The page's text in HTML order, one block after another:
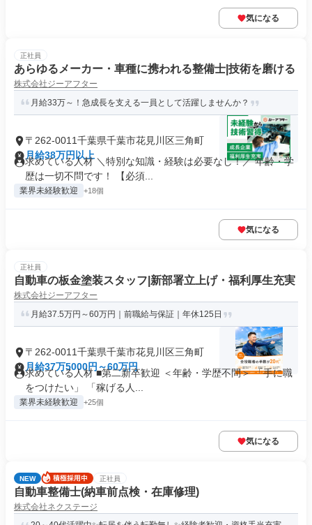
気になる
正社員
あらゆるメーカー・車種に携われる整備士|技術を磨ける
株式会社ジーアフター
月給33万～！急成長を支える一員として活躍しませんか？
〒262-0011千葉県千葉市花見川区三角町
月給38万円以上
求めている人材 ＼特別な知識・経験は必要なし！／ 年齢・学
歴は一切不問です！ 【必須...
業界未経験歓迎 +18個
気になる
正社員
自動車の板金塗装スタッフ|新部署立上げ・福利厚生充実
株式会社ジーアフター
月給37.5万円～60万円｜前職給与保証｜年休125日
〒262-0011千葉県千葉市花見川区三角町
月給37万5000円～60万円
求めている人材 ■第二新卒歓迎 ＜年齢・学歴不問＞ 「手に職
をつけたい」 「稼げる人...
業界未経験歓迎 +25個
気になる
NEW 正社員
自動車整備士(納車前点検・在庫修理)
株式会社ネクステージ